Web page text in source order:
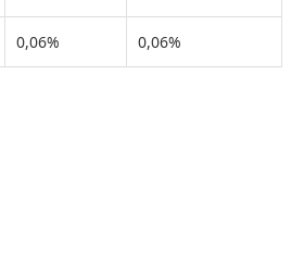
0,06% 0,06%